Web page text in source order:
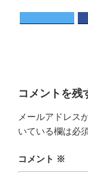
コメントを残
メールアドレス
いている欄は必
コメント ※